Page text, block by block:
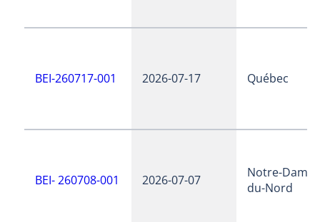
BEI-260717-001 2026-07-17 Québec
BEI- 260708-001 2026-07-07
Notre-Dame-
du-Nord